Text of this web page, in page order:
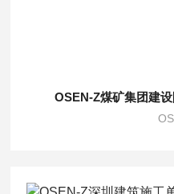
OSEN-Z煤矿集团建